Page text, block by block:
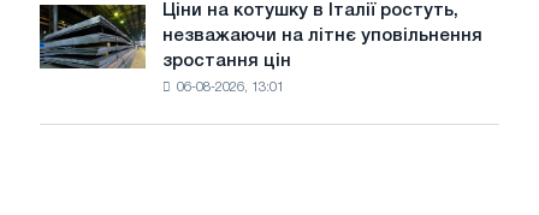
липні
з
максимуму
року
Ціни
на
котушку
Ціни на котушку в Італії ростуть,
незважаючи на літнє уповільнення
зростання цін
06-08-2026, 13:01